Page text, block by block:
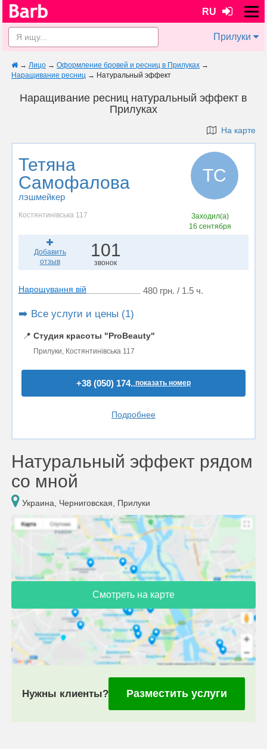
RU
Прилуки
→ Лицо → Оформление бровей и ресниц в Прилуках →
Наращивание ресниц → Натуральный эффект
Наращивание ресниц натуральный эффект в
Прилуках
На карте
Тетяна
Самофалова
лэшмейкер
ТС
Костянтинівська 117
Заходил(а)
16 сентября
Добавить
отзыв
101
звонок
Нарощування вій 480 грн. / 1.5 ч.
➡️ Все услуги и цены (1)
📍 Студия красоты "ProBeauty"
Прилуки, Костянтинівська 117
+38 (050) 174..показать номер
Подробнее
Натуральный эффект рядом
со мной
Украина, Черниговская, Прилуки
Смотреть на карте
Нужны клиенты? Разместить услуги